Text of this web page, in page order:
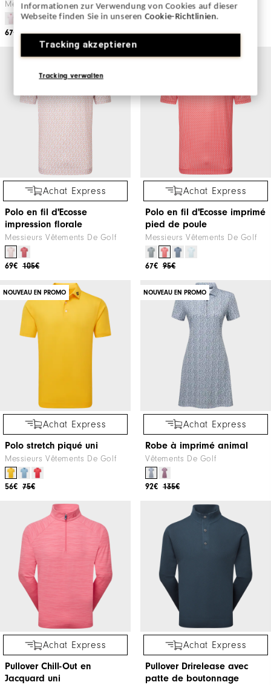
Informationen zur Verwendung von Cookies auf dieser
Webseite finden Sie in unserenCookie-Richtlinien.
Tracking akzeptieren
Tracking verwalten
Messieurs Vêtements De Golf
95€
67€
Messieurs Vêtements De Golf
115€
68€
Achat Express
Polo en fil d'Ecosse
impression florale
Messieurs Vêtements De Golf
105€
69€
Achat Express
Polo en fil d'Ecosse imprimé
pied de poule
Messieurs Vêtements De Golf
95€
67€
NOUVEAU EN PROMO
Achat Express
Polo stretch piqué uni
Messieurs Vêtements De Golf
75€
56€
NOUVEAU EN PROMO
Achat Express
Robe à imprimé animal
Vêtements De Golf
135€
92€
Achat Express
Pullover Chill-Out en
Jacquard uni
Achat Express
Pullover Drirelease avec
patte de boutonnage